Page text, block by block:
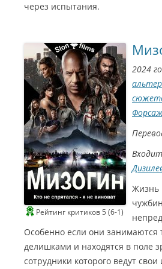
через испытания.
Рейтинг критиков 5 (6-1)
2024
Жизнь
Особенно если они
делишками и находятся в поле
сотрудники которого ведут